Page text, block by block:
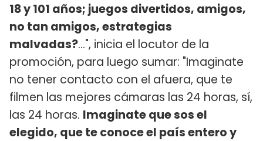
18 y 101 años; juegos divertidos, amigos,
no tan amigos, estrategias
malvadas?...", inicia el locutor de la
promoción, para luego sumar: "Imaginate
no tener contacto con el afuera, que te
filmen las mejores cámaras las 24 horas, sí,
las 24 horas. Imaginate que sos el
elegido, que te conoce el país entero y